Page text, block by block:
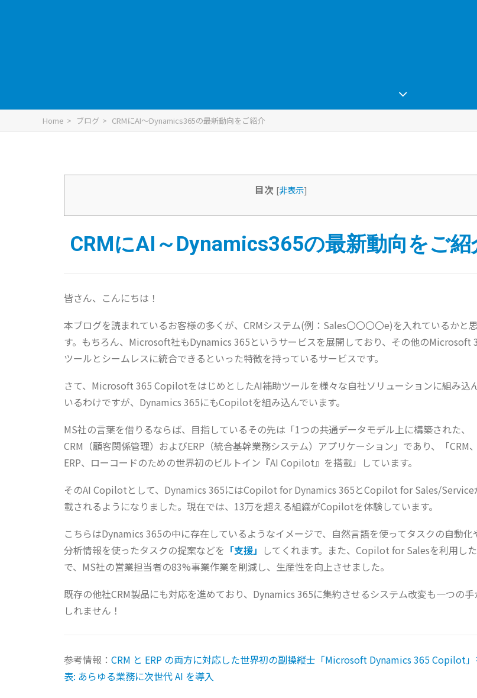
Home ブログ CRMにAI～Dynamics365の最新動向をご紹介
目次 [非表示]
CRMにAI～Dynamics365の最新動向をご紹
皆さん、こんにちは！
本ブログを読まれているお客様の多くが、CRMシステム(例：Sales〇〇〇〇e)を入れているかと
す。もちろん、Microsoft社もDynamics 365というサービスを展開しており、その他のMicrosoft
ツールとシームレスに統合できるといった特徴を持っているサービスです。
さて、Microsoft 365 CopilotをはじめとしたAI補助ツールを様々な自社ソリューションに組み込
いるわけですが、Dynamics 365にもCopilotを組み込んでいます。
MS社の言葉を借りるならば、目指しているその先は「1つの共通データモデル上に構築された、
CRM（顧客関係管理）およびERP（統合基幹業務システム）アプリケーション」であり、「CRM、
ERP、ローコードのための世界初のビルトイン『AI Copilot』を搭載」しています。
そのAI Copilotとして、Dynamics 365にはCopilot for Dynamics 365とCopilot for Sales/Service
載されるようになりました。現在では、13万を超える組織がCopilotを体験しています。
こちらはDynamics 365の中に存在しているようなイメージで、自然言語を使ってタスクの自動化
分析情報を使ったタスクの提案などを 「支援」 してくれます。また、Copilot for Salesを利用し
で、MS社の営業担当者の83%事業作業を削減し、生産性を向上させました。
既存の他社CRM製品にも対応を進めており、Dynamics 365に集約させるシステム改変も一つの手
しれません！
参考情報： CRM と ERP の両方に対応した世界初の副操縦士「Microsoft Dynamics 365 Copilot
表: あらゆる業務に次世代 AI を導入